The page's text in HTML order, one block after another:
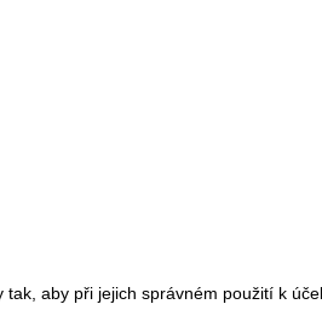
aby při jejich správném použití k